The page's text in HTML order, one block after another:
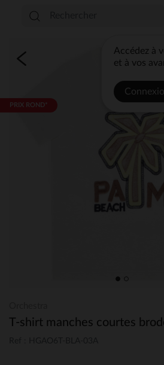
Accédez à
et à vos
PRIX ROND*
T-shirt manches courtes